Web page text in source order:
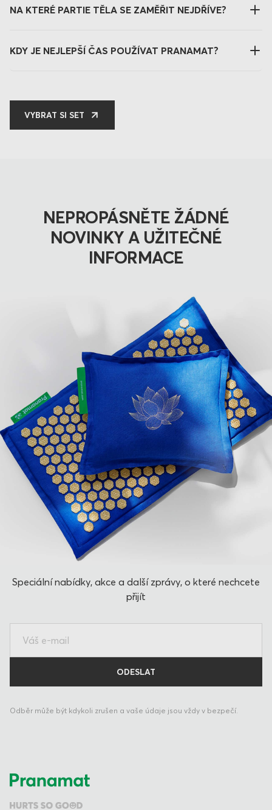
NA KTERÉ PARTIE TĚLA SE ZAMĚŘIT NEJDŘÍVE?
KDY JE NEJLEPŠÍ ČAS POUŽÍVAT PRANAMAT?
VYBRAT SI SET
NEPROPÁSNĚTE ŽÁDNÉ
NOVINKY A UŽITEČNÉ
INFORMACE
Speciální nabídky, akce a další zprávy, o které nechcete
přijít
Odběr může být kdykoli zrušen a vaše údaje jsou vždy v bezpečí.